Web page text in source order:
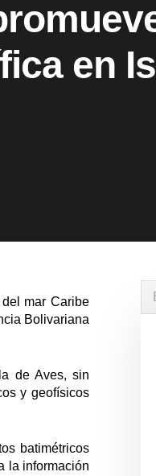
en
mar Caribe
Bolivariana
de Aves, sin
y geofísicos
batimétricos
la información